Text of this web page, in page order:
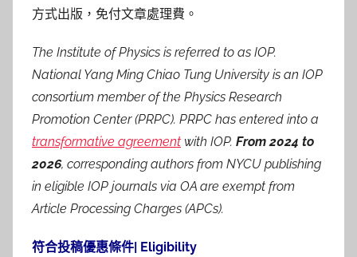
方式出版，免付文章處理費。
The Institute of Physics is referred to as IOP.
National Yang Ming Chiao Tung University is an IOP
consortium member of the Physics Research
Promotion Center (PRPC). PRPC has entered into a
transformative agreement with IOP. From 2024 to
2026, corresponding authors from NYCU publishing
in eligible IOP journals via OA are exempt from
Article Processing Charges (APCs).
符合投稿優惠條件| Eligibility